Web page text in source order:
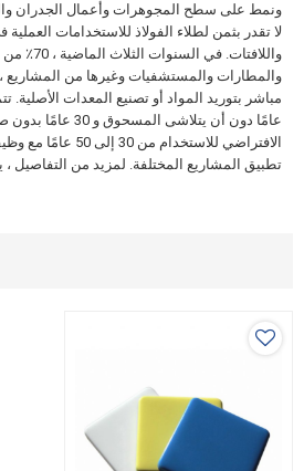
ونمط على سطح المجوهرات وأعمال الجدران
لا تقدر بثمن لطلاء الفولاذ للاستخدامات
واللافتات.
والمطارات والمستشفيات وغيرها من المشاريع
عامًا دون أن يتلاشى
الافتراضي للاستخدام
تطبيق المشاريع المختلفة. لمزيد من التفاصيل